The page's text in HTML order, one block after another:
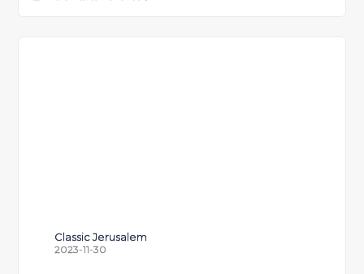
Classic Jerusalem
2023-11-30